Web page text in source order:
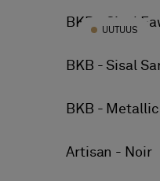
BKB - Sisal
UUTUUS
BKB - Sisal
BKB -
Artisan - Noir